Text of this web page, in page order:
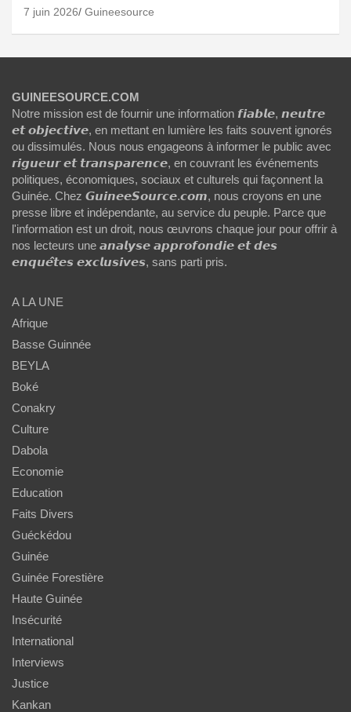
7 juin 2026 Guineesource
GUINEESOURCE.COM
Notre mission est de fournir une information 𝙛𝙞𝙖𝙗𝙡𝙚, 𝙣𝙚𝙪𝙩𝙧𝙚
𝙚𝙩 𝙤𝙗𝙟𝙚𝙘𝙩𝙞𝙫𝙚, en mettant en lumière les faits souvent ignorés
ou dissimulés. Nous nous engageons à informer le public avec
𝙧𝙞𝙜𝙪𝙚𝙪𝙧 𝙚𝙩 𝙩𝙧𝙖𝙣𝙨𝙥𝙖𝙧𝙚𝙣𝙘𝙚, en couvrant les événements
politiques, économiques, sociaux et culturels qui façonnent la
Guinée. Chez 𝙂𝙪𝙞𝙣𝙚𝙚𝙎𝙤𝙪𝙧𝙘𝙚.𝙘𝙤𝙢, nous croyons en une
presse libre et indépendante, au service du peuple. Parce que
l'information est un droit, nous œuvrons chaque jour pour offrir à
nos lecteurs une 𝙖𝙣𝙖𝙡𝙮𝙨𝙚 𝙖𝙥𝙥𝙧𝙤𝙛𝙤𝙣𝙙𝙞𝙚 𝙚𝙩 𝙙𝙚𝙨
𝙚𝙣𝙦𝙪𝙚̂𝙩𝙚𝙨 𝙚𝙭𝙘𝙡𝙪𝙨𝙞𝙫𝙚𝙨, sans parti pris.
A LA UNE
Afrique
Basse Guinnée
BEYLA
Boké
Conakry
Culture
Dabola
Economie
Education
Faits Divers
Guéckédou
Guinée
Guinée Forestière
Haute Guinée
Insécurité
International
Interviews
Justice
Kankan